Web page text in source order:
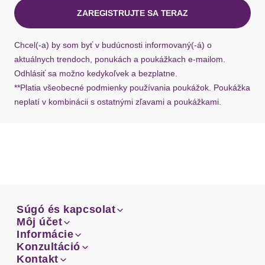
ZAREGISTRUJTE SA TERAZ
Chcel(-a) by som byť v budúcnosti informovaný(-á) o
aktuálnych trendoch, ponukách a poukážkach e-mailom.
Odhlásiť sa možno kedykoľvek a bezplatne.
**Platia všeobecné podmienky používania poukážok. Poukážka
neplatí v kombinácii s ostatnými zľavami a poukážkami.
Súgó és kapcsolat
Email
Facebook
Súgó és kapcsolat
Email
Môj účet
Prehľad objednávok
Môj účet
Prehľad objednávok
Informácie
Doprava
Informácie
Konzultáció
Konzultáció
Kontakt